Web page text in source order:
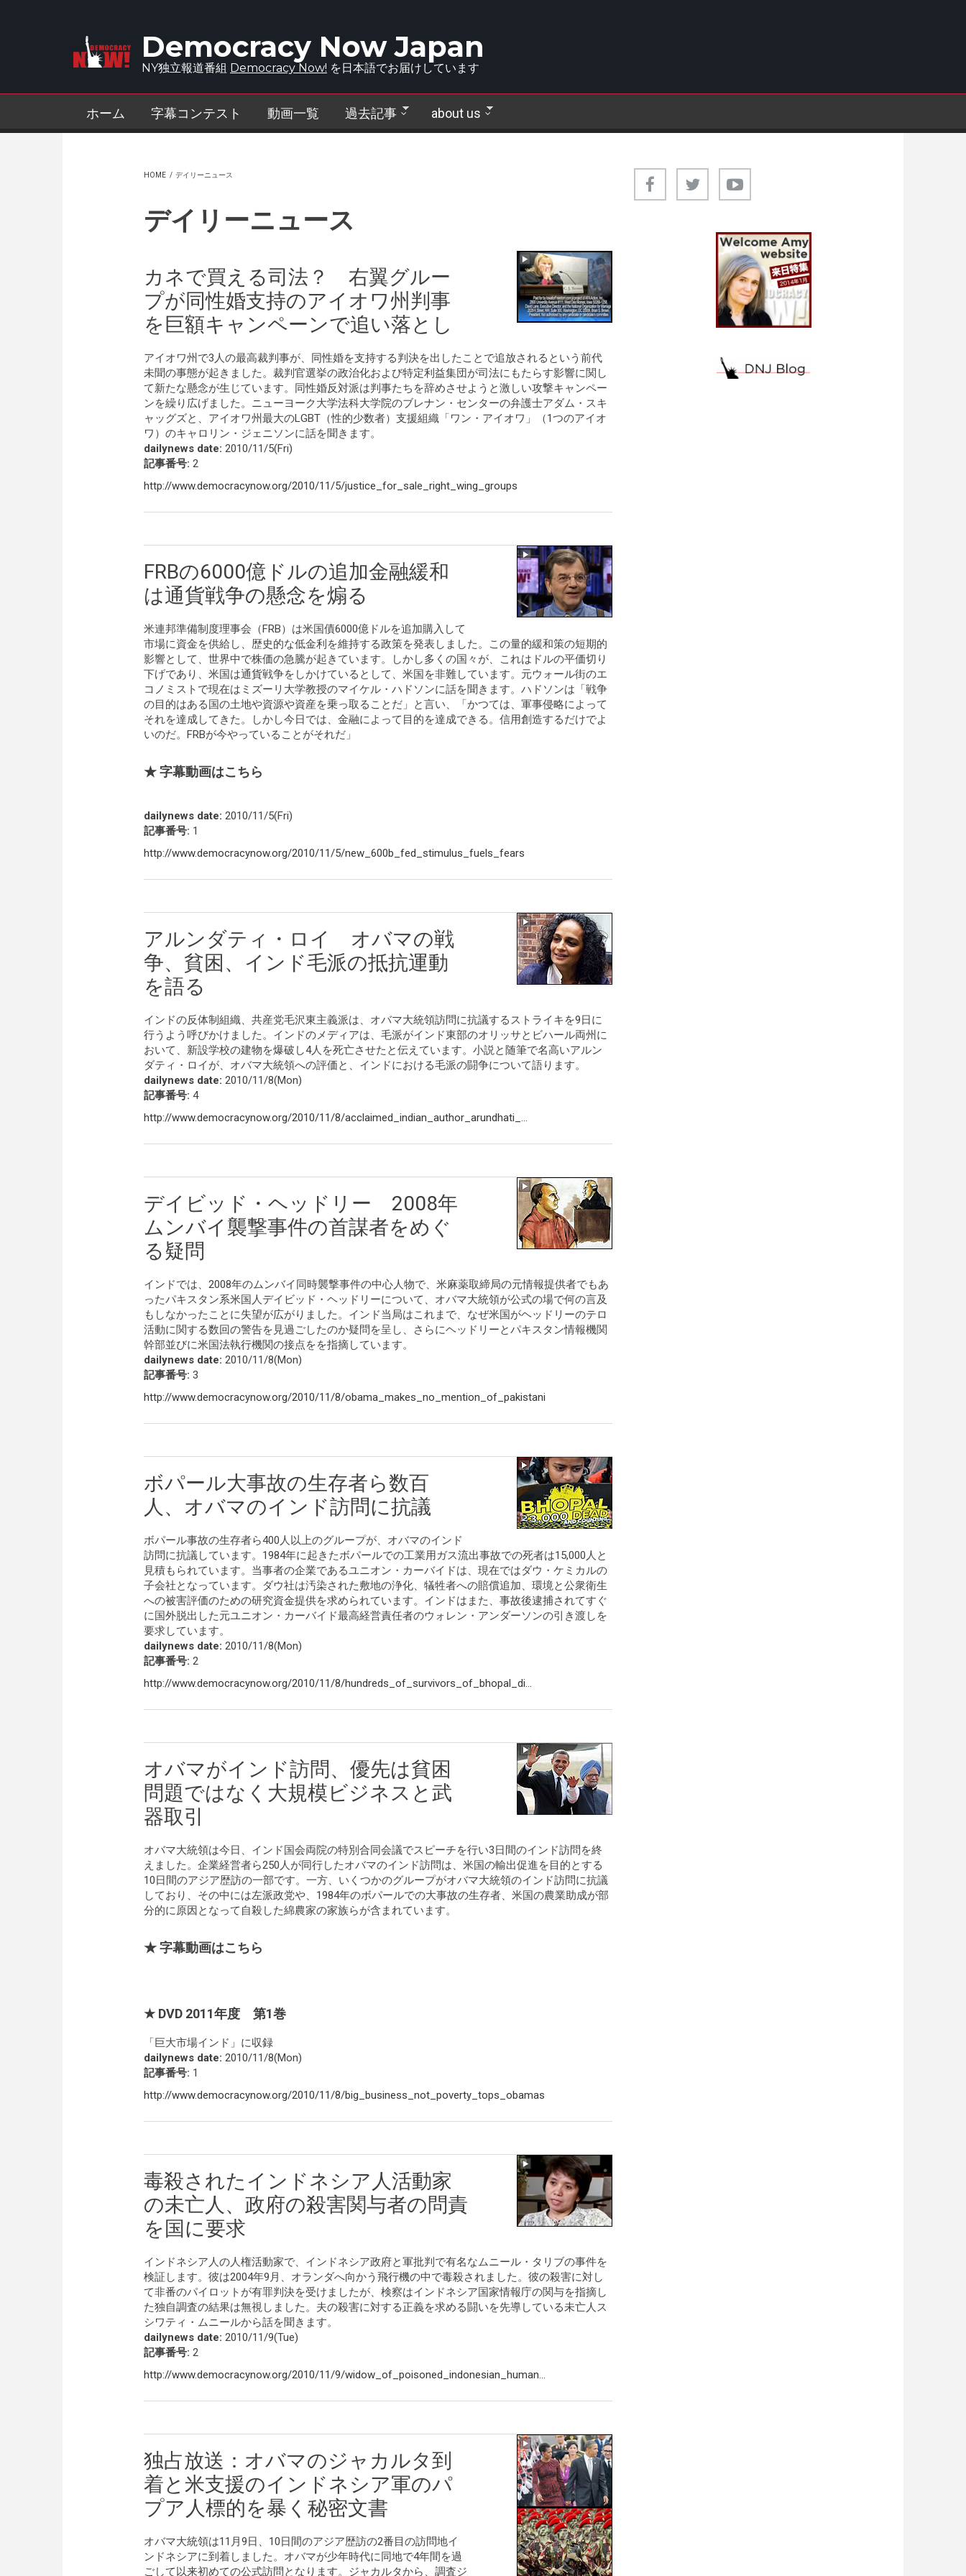
Democracy Now Japan
NY独立報道番組 Democracy Now! を日本語でお届けしています
ホーム 字幕コンテスト 動画一覧 過去記事 about us
HOME / デイリーニュース
デイリーニュース
カネで買える司法？ 右翼グルー
プが同性婚支持のアイオワ州判事
を巨額キャンペーンで追い落とし
アイオワ州で3人の最高裁判事が、同性婚を支持する判決を出したことで追放されるという前代
未聞の事態が起きました。裁判官選挙の政治化および特定利益集団が司法にもたらす影響に関し
て新たな懸念が生じています。同性婚反対派は判事たちを辞めさせようと激しい攻撃キャンペー
ンを繰り広げました。ニューヨーク大学法科大学院のブレナン・センターの弁護士アダム・スキ
ャッグズと、アイオワ州最大のLGBT（性的少数者）支援組織「ワン・アイオワ」（1つのアイオ
ワ）のキャロリン・ジェニソンに話を聞きます。
dailynews date: 2010/11/5(Fri)
記事番号: 2
http://www.democracynow.org/2010/11/5/justice_for_sale_right_wing_groups
FRBの6000億ドルの追加金融緩和
は通貨戦争の懸念を煽る
米連邦準備制度理事会（FRB）は米国債6000億ドルを追加購入して
市場に資金を供給し、歴史的な低金利を維持する政策を発表しました。この量的緩和策の短期的
影響として、世界中で株価の急騰が起きています。しかし多くの国々が、これはドルの平価切り
下げであり、米国は通貨戦争をしかけているとして、米国を非難しています。元ウォール街のエ
コノミストで現在はミズーリ大学教授のマイケル・ハドソンに話を聞きます。ハドソンは「戦争
の目的はある国の土地や資源や資産を乗っ取ることだ」と言い、「かつては、軍事侵略によって
それを達成してきた。しかし今日では、金融によって目的を達成できる。信用創造するだけでよ
いのだ。FRBが今やっていることがそれだ」
★ 字幕動画はこちら
dailynews date: 2010/11/5(Fri)
記事番号: 1
http://www.democracynow.org/2010/11/5/new_600b_fed_stimulus_fuels_fears
アルンダティ・ロイ オバマの戦
争、貧困、インド毛派の抵抗運動
を語る
インドの反体制組織、共産党毛沢東主義派は、オバマ大統領訪問に抗議するストライキを9日に
行うよう呼びかけました。インドのメディアは、毛派がインド東部のオリッサとビハール両州に
おいて、新設学校の建物を爆破し4人を死亡させたと伝えています。小説と随筆で名高いアルン
ダティ・ロイが、オバマ大統領への評価と、インドにおける毛派の闘争について語ります。
dailynews date: 2010/11/8(Mon)
記事番号: 4
http://www.democracynow.org/2010/11/8/acclaimed_indian_author_arundhati_...
デイビッド・ヘッドリー 2008年
ムンバイ襲撃事件の首謀者をめぐ
る疑問
インドでは、2008年のムンバイ同時襲撃事件の中心人物で、米麻薬取締局の元情報提供者でもあ
ったパキスタン系米国人デイビッド・ヘッドリーについて、オバマ大統領が公式の場で何の言及
もしなかったことに失望が広がりました。インド当局はこれまで、なぜ米国がヘッドリーのテロ
活動に関する数回の警告を見過ごしたのか疑問を呈し、さらにヘッドリーとパキスタン情報機関
幹部並びに米国法執行機関の接点をを指摘しています。
dailynews date: 2010/11/8(Mon)
記事番号: 3
http://www.democracynow.org/2010/11/8/obama_makes_no_mention_of_pakistani
ボパール大事故の生存者ら数百
人、オバマのインド訪問に抗議
ボパール事故の生存者ら400人以上のグループが、オバマのインド
訪問に抗議しています。1984年に起きたボパールでの工業用ガス流出事故での死者は15,000人と
見積もられています。当事者の企業であるユニオン・カーバイドは、現在ではダウ・ケミカルの
子会社となっています。ダウ社は汚染された敷地の浄化、犠牲者への賠償追加、環境と公衆衛生
への被害評価のための研究資金提供を求められています。インドはまた、事故後逮捕されてすぐ
に国外脱出した元ユニオン・カーバイド最高経営責任者のウォレン・アンダーソンの引き渡しを
要求しています。
dailynews date: 2010/11/8(Mon)
記事番号: 2
http://www.democracynow.org/2010/11/8/hundreds_of_survivors_of_bhopal_di...
オバマがインド訪問、優先は貧困
問題ではなく大規模ビジネスと武
器取引
オバマ大統領は今日、インド国会両院の特別合同会議でスピーチを行い3日間のインド訪問を終
えました。企業経営者ら250人が同行したオバマのインド訪問は、米国の輸出促進を目的とする
10日間のアジア歴訪の一部です。一方、いくつかのグループがオバマ大統領のインド訪問に抗議
しており、その中には左派政党や、1984年のボパールでの大事故の生存者、米国の農業助成が部
分的に原因となって自殺した綿農家の家族らが含まれています。
★ 字幕動画はこちら
★ DVD 2011年度 第1巻
「巨大市場インド」に収録
dailynews date: 2010/11/8(Mon)
記事番号: 1
http://www.democracynow.org/2010/11/8/big_business_not_poverty_tops_obamas
毒殺されたインドネシア人活動家
の未亡人、政府の殺害関与者の問責
を国に要求
インドネシア人の人権活動家で、インドネシア政府と軍批判で有名なムニール・タリブの事件を
検証します。彼は2004年9月、オランダへ向かう飛行機の中で毒殺されました。彼の殺害に対し
て非番のパイロットが有罪判決を受けましたが、検察はインドネシア国家情報庁の関与を指摘し
た独自調査の結果は無視しました。夫の殺害に対する正義を求める闘いを先導している未亡人ス
シワティ・ムニールから話を聞きます。
dailynews date: 2010/11/9(Tue)
記事番号: 2
http://www.democracynow.org/2010/11/9/widow_of_poisoned_indonesian_human...
独占放送：オバマのジャカルタ到
着と米支援のインドネシア軍のパ
プア人標的を暴く秘密文書
オバマ大統領は11月9日、10日間のアジア歴訪の2番目の訪問地イ
ンドネシアに到着しました。オバマが少年時代に同地で4年間を過
ごして以来初めての公式訪問となります。ジャカルタから、調査ジ